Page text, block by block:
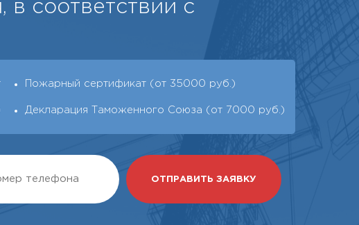
в соответствии с
Пожарный сертификат (от 35000 руб.)
Декларация Таможенного Союза (от 7000 руб.)